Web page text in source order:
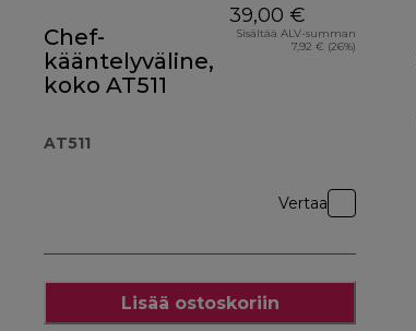
Chef-
kääntelyväline,
koko AT511
AT511
39,00 €
Sisältää ALV-summan
7,92 € (26%)
Vertaa
Lisää ostoskoriin